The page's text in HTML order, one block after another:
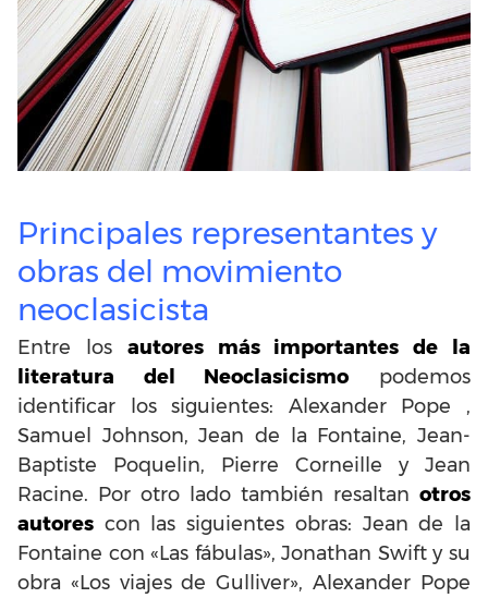
Principales representantes y
obras del movimiento
neoclasicista
Entre los autores más importantes de la
literatura del Neoclasicismo podemos
identificar los siguientes: Alexander Pope ,
Samuel Johnson, Jean de la Fontaine, Jean-
Baptiste Poquelin, Pierre Corneille y Jean
Racine. Por otro lado también resaltan otros
autores con las siguientes obras: Jean de la
Fontaine con «Las fábulas», Jonathan Swift y su
obra «Los viajes de Gulliver», Alexander Pope